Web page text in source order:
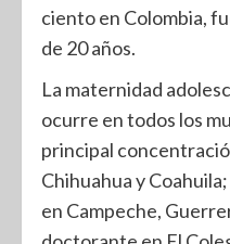
ciento en Colombia,
de 20 años.
La maternidad
ocurre en todos los
principal
Chihuahua y
en Campeche,